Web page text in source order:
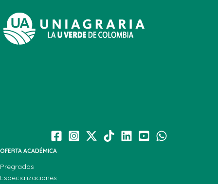
OFERTA ACADÉMICA
Pregrados
Especializaciones